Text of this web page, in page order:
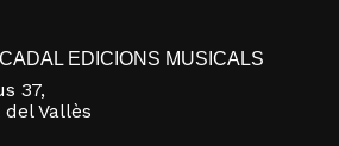
EDICIONS MUSICALS
37,
Vallès